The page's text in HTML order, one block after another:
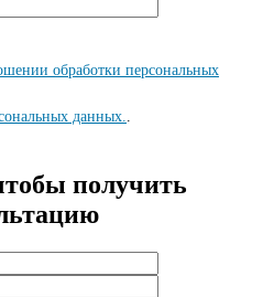
обработки персональных
данных..
получить